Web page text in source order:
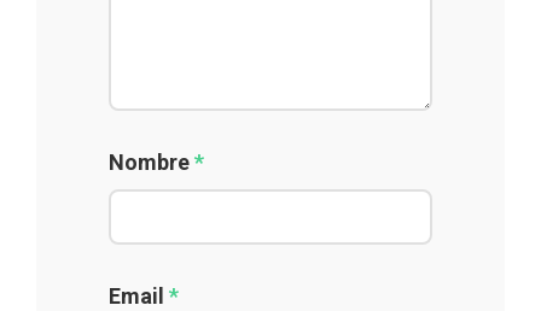
Nombre*
Email *